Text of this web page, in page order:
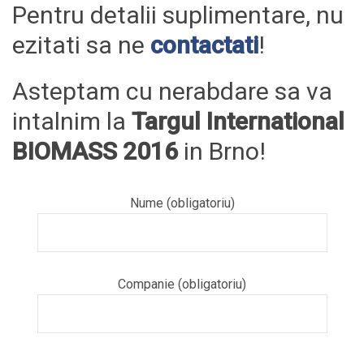
Pentru detalii suplimentare, nu
ezitati sa ne contactati!
Asteptam cu nerabdare sa va
intalnim la Targul International
BIOMASS 2016in Brno!
Nume (obligatoriu)
Companie (obligatoriu)